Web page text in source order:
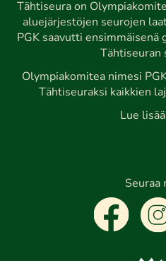
Tähtiseura on
aluejärjestöjen seurojen
PGK saavutti ensimmäisenä
Olympiakomitea nimesi
Tähtiseuraksi kaikkien
Lue
Seuraa